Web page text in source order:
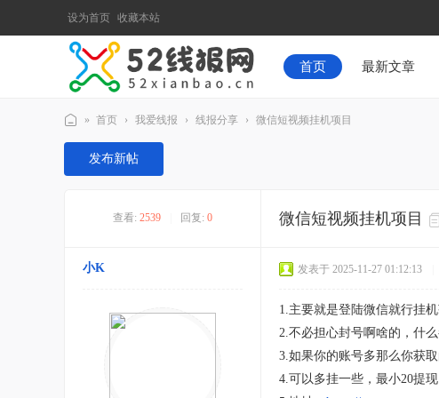
设为首页 收藏本站
首页 最新文章
52
线
» 首页 › 我爱线报 › 线报分享 › 微信短视频挂机项目
发布新帖
查看: 2539 回复: 0 微信短视频挂机项目
小K 发表于 2025-11-27 01:12:13
1.主要就是登陆微信就行挂
2.不必担心封号啊啥的，什
3.如果你的账号多那么你获
4.可以多挂一些，最小20提